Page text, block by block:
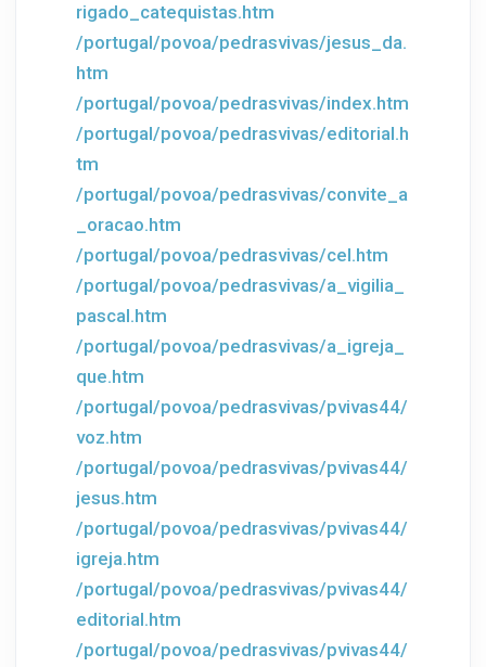
rigado_catequistas.htm
/portugal/povoa/pedrasvivas/jesus_da.
htm
/portugal/povoa/pedrasvivas/index.htm
/portugal/povoa/pedrasvivas/editorial.h
tm
/portugal/povoa/pedrasvivas/convite_a
_oracao.htm
/portugal/povoa/pedrasvivas/cel.htm
/portugal/povoa/pedrasvivas/a_vigilia_
pascal.htm
/portugal/povoa/pedrasvivas/a_igreja_
que.htm
/portugal/povoa/pedrasvivas/pvivas44/
voz.htm
/portugal/povoa/pedrasvivas/pvivas44/
jesus.htm
/portugal/povoa/pedrasvivas/pvivas44/
igreja.htm
/portugal/povoa/pedrasvivas/pvivas44/
editorial.htm
/portugal/povoa/pedrasvivas/pvivas44/